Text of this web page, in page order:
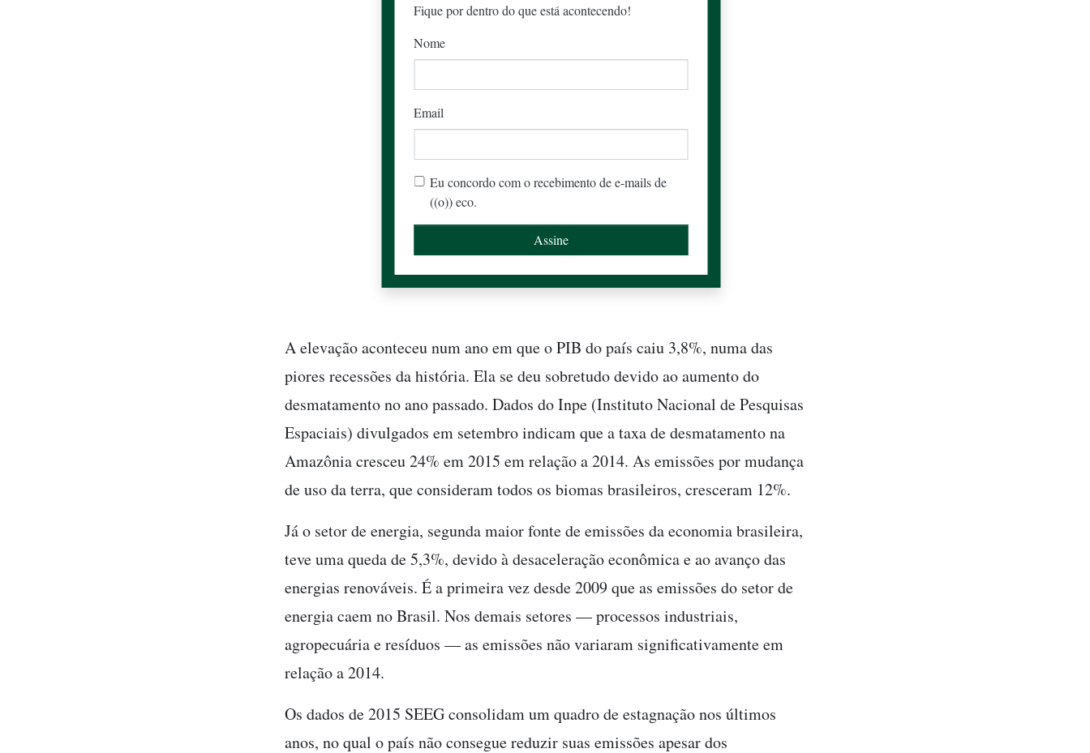
Fique por dentro do que está acontecendo!
Nome
Email
Eu concordo com o recebimento de e-mails de
((o)) eco.
A elevação aconteceu num ano em que o PIB do país caiu 3,8%, numa das
piores recessões da história. Ela se deu sobretudo devido ao aumento do
desmatamento no ano passado. Dados do Inpe (Instituto Nacional de Pesquisas
Espaciais) divulgados em setembro indicam que a taxa de desmatamento na
Amazônia cresceu 24% em 2015 em relação a 2014. As emissões por mudança
de uso da terra, que consideram todos os biomas brasileiros, cresceram 12%.
Já o setor de energia, segunda maior fonte de emissões da economia brasileira,
teve uma queda de 5,3%, devido à desaceleração econômica e ao avanço das
energias renováveis. É a primeira vez desde 2009 que as emissões do setor de
energia caem no Brasil. Nos demais setores — processos industriais,
agropecuária e resíduos — as emissões não variaram significativamente em
relação a 2014.
Os dados de 2015 SEEG consolidam um quadro de estagnação nos últimos
anos, no qual o país não consegue reduzir suas emissões apesar dos